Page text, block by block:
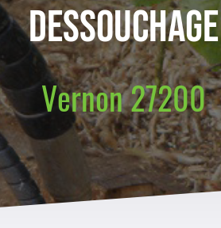
Dessouchage
Vernon 27200